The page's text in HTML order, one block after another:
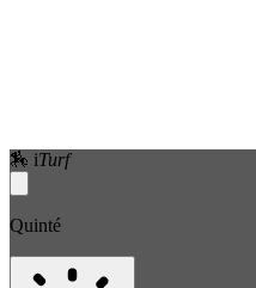
🏇 iTurf
Quinté